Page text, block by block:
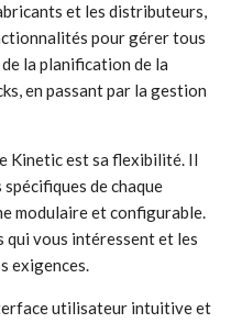
et les distributeurs,
pour gérer tous
la planification de la
en passant par la gestion
Kinetic est sa flexibilité. Il
de chaque
modulaire et configurable.
qui vous intéressent et les
exigences.
utilisateur intuitive et